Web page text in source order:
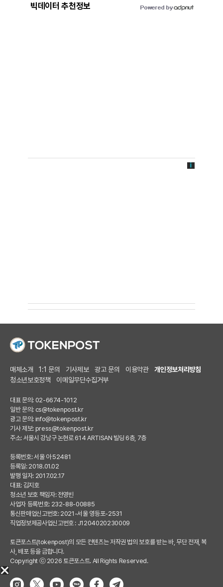
빅데이터 추천정보
매체소개 1:1 문의 기사제보 광고 문의 이용약관
개인정보처리방침
청소년보호정책
이메일무단수집거부
대표 문의: 02-6674-1012
일반 문의: cs@tokenpost.kr
광고 문의: info@tokenpost.kr
기사 제보: press@tokenpost.kr
주소: 서울시 강남구 논현로 614 ARTISAN 빌딩 6층, 7층
등록번호: 서울 아 52481
등록일: 2018.01.02
발행 일자: 2017.02.17
대표: 김지호
청소년 보호 책임자: 전영빈
사업자 등록번호: 232-88-00885
통신판매업신고번호: 2021-서울 영등포-2531
직업정보제공사업신고번호 : J1204020230009
토큰포스트(tokenpost)의 모든 컨텐츠는 저작권 법의 보호를 받는 바, 무단 전재, 복
사, 배포 등을 금합니다.
Copyright ⓒ 2026 토큰포스트. All Rights Reserved.